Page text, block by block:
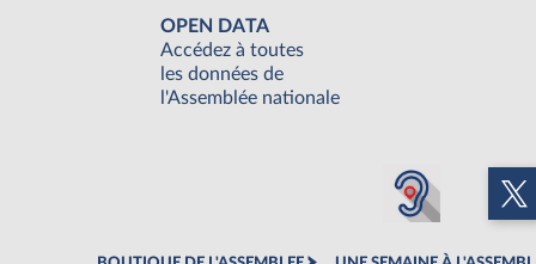
OPEN DATA
Accédez à toutes
les données de
l'Assemblée nationale